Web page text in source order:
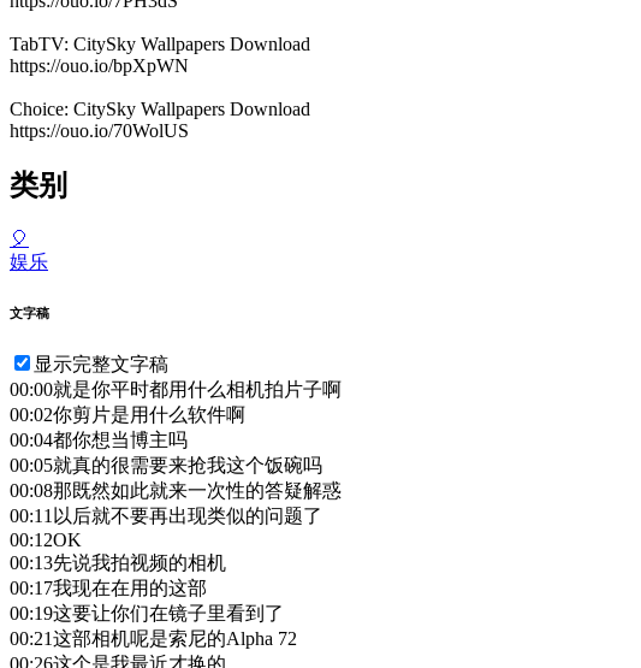
TabTV: CitySky Wallpapers Download
https://ouo.io/bpXpWN
Choice: CitySky Wallpapers Download
https://ouo.io/70WolUS
类别
🎈
娱乐
文字稿
显示完整文字稿
00:00就是你平时都用什么相机拍片子啊
00:02你剪片是用什么软件啊
00:04都你想当博主吗
00:05就真的很需要来抢我这个饭碗吗
00:08那既然如此就来一次性的答疑解惑
00:11以后就不要再出现类似的问题了
00:12OK
00:13先说我拍视频的相机
00:17我现在在用的这部
00:19这要让你们在镜子里看到了
00:21这部相机呢是索尼的Alpha 72